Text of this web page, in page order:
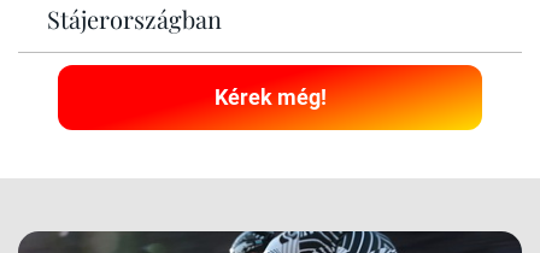
Stájerországban
Kérek még!